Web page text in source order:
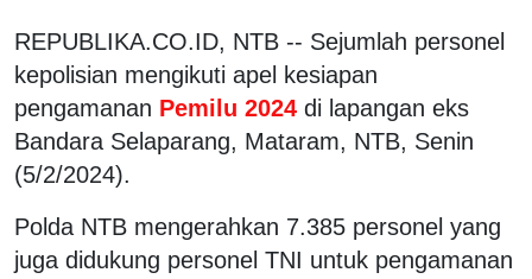
REPUBLIKA.CO.ID, NTB -- Sejumlah personel
kepolisian mengikuti apel kesiapan
pengamanan Pemilu 2024 di lapangan eks
Bandara Selaparang, Mataram, NTB, Senin
(5/2/2024).
Polda NTB mengerahkan 7.385 personel yang
juga didukung personel TNI untuk pengamanan